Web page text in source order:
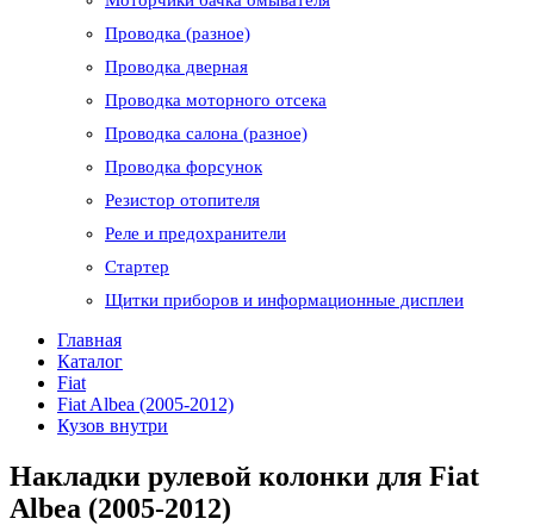
Проводка (разное)
Проводка дверная
Проводка моторного отсека
Проводка салона (разное)
Проводка форсунок
Резистор отопителя
Реле и предохранители
Стартер
Щитки приборов и информационные дисплеи
Главная
Каталог
Fiat
Fiat Albea (2005-2012)
Кузов внутри
Накладки рулевой колонки для Fiat
Albea (2005-2012)